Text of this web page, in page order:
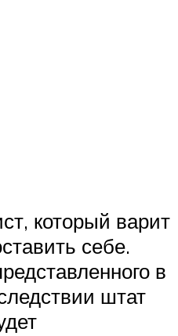
который варит
себе.
в
штат